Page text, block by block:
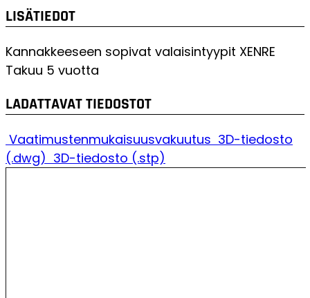
LISÄTIEDOT
Kannakkeeseen sopivat valaisintyypit XENRE
Takuu 5 vuotta
LADATTAVAT TIEDOSTOT
Vaatimustenmukaisuusvakuutus
(.dwg) 3D-tiedosto (.stp)